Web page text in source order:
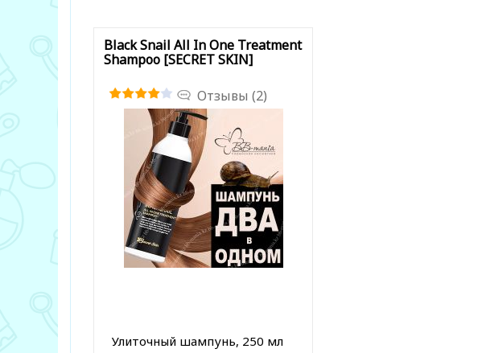
Black Snail All In One Treatment
Shampoo [SECRET SKIN]
Отзывы (2)
Улиточный шампунь, 250 мл